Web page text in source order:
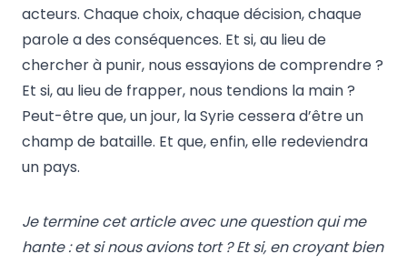
acteurs. Chaque choix, chaque décision, chaque
parole a des conséquences. Et si, au lieu de
chercher à punir, nous essayions de comprendre ?
Et si, au lieu de frapper, nous tendions la main ?
Peut-être que, un jour, la Syrie cessera d’être un
champ de bataille. Et que, enfin, elle redeviendra
un pays.
Je termine cet article avec une question qui me
hante : et si nous avions tort ? Et si, en croyant bien